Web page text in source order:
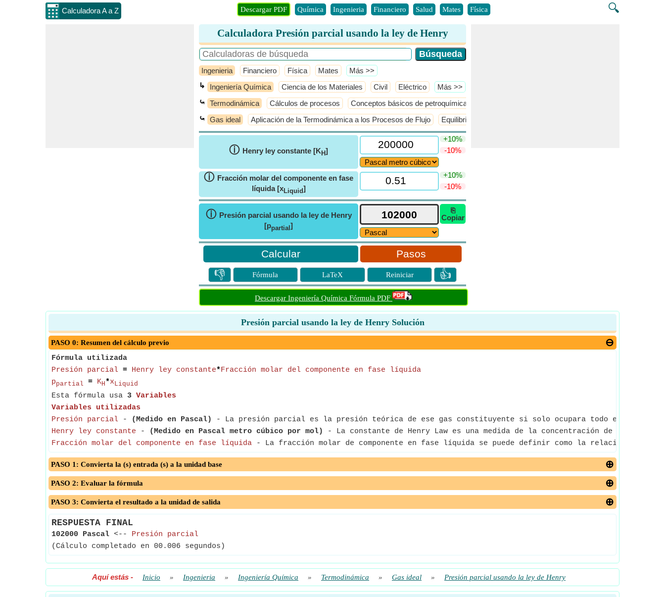
Calculadora A a Z 🔍
Descargar PDF Química Ingenieria Financiero Salud Mates Física
Calculadora Presión parcial usando la ley de Henry
Ingenieria Financiero Física Mates ​Más >>
↳ Ingeniería Química Ciencia de los Materiales Civil Eléctrico ​Más >>
⤿ Termodinámica Cálculos de procesos Conceptos básicos de petroquímica
⤿ Gas ideal Aplicación de la Termodinámica a los Procesos de Flujo Equilibrio de fase
ⓘ Henry ley constante [K H]
+10%
-10%
ⓘ Fracción molar del componente en fase
líquida [xLiquid]
+10%
-10%
ⓘ Presión parcial usando la ley de Henry
[ppartial ]
⎘
Copiar
Pasos
👎 Fórmula LaTeX Reiniciar 👍
Descargar Ingeniería Química Fórmula PDF
Presión parcial usando la ley de Henry Solución
PASO 0: Resumen del cálculo previo
Fórmula utilizada
Presión parcial = Henry ley constante*Fracción molar del componente en fase líquida
ppartial = KH*xLiquid
Esta fórmula usa 3 Variables
Variables utilizadas
Presión parcial - (Medido en Pascal)
- La presión parcial es la presión teórica de ese gas constituyente si solo ocupara todo el volumen
Henry ley constante - (Medido en Pascal metro cúbico por mol)
- La constante de Henry Law es una medida de la concentración de una
Fracción molar del componente en fase líquida - La fracción molar de componente en fase líquida se puede definir como la relación entre
PASO 1: Convierta la (s) entrada (s) a la unidad base
PASO 2: Evaluar la fórmula
PASO 3: Convierta el resultado a la unidad de salida
RESPUESTA FINAL
102000 Pascal <-- Presión parcial
(Cálculo completado en 00.006 segundos)
Aquí estás - Inicio » Ingenieria » Ingeniería Química » Termodinámica » Gas ideal » Presión parcial usando la ley de Henry